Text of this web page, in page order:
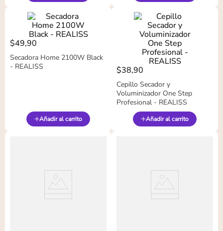
$49,90
Secadora Home 2100W Black
- REALISS
Añadir al carrito
$38,90
Cepillo Secador y
Voluminizador One Step
Profesional - REALISS
Añadir al carrito